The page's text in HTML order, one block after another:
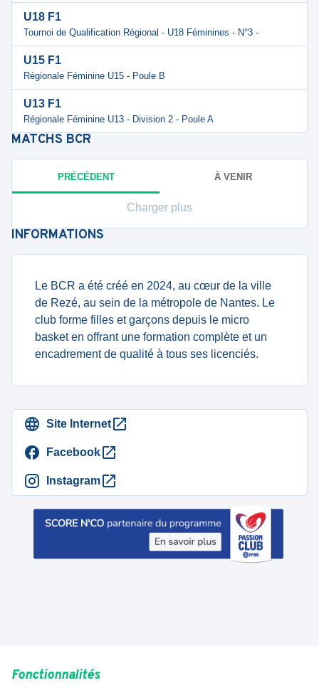
U18 F1
Tournoi de Qualification Régional - U18 Féminines - N°3 -
U15 F1
Régionale Féminine U15 - Poule B
U13 F1
Régionale Féminine U13 - Division 2 - Poule A
MATCHS BCR
PRÉCÉDENT À VENIR
Charger plus
INFORMATIONS
Le BCR a été créé en 2024, au cœur de la ville
de Rezé, au sein de la métropole de Nantes. Le
club forme filles et garçons depuis le micro
basket en offrant une formation complète et un
encadrement de qualité à tous ses licenciés.
Site Internet
Facebook
Instagram
Fonctionnalités